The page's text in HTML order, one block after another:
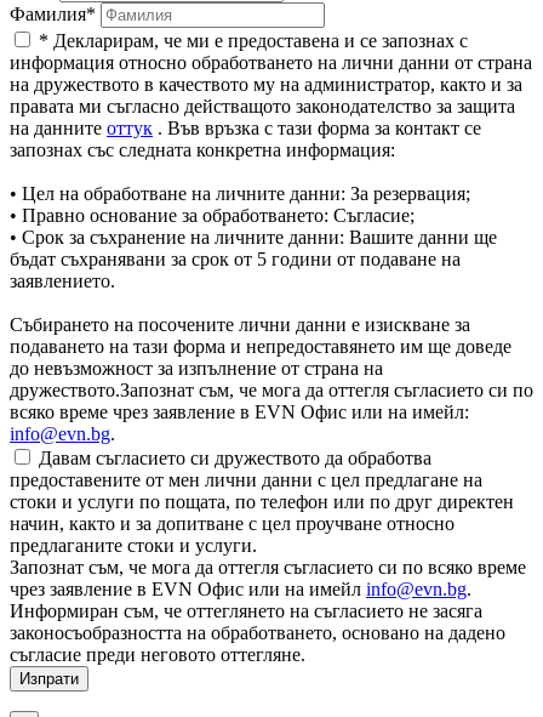
Фамилия*
* Декларирам, че ми е предоставена и се запознах с
информация относно обработването на лични данни от страна
на дружеството в качеството му на администратор, както и за
правата ми съгласно действащото законодателство за защита
на данните оттук . Във връзка с тази форма за контакт се
запознах със следната конкретна информация:
• Цел на обработване на личните данни: За резервация;
• Правно основание за обработването: Съгласие;
• Срок за съхранение на личните данни: Вашите данни ще
бъдат съхранявани за срок от 5 години от подаване на
заявлението.
Събирането на посочените лични данни е изискване за
подаването на тази форма и непредоставянето им ще доведе
до невъзможност за изпълнение от страна на
дружеството.Запознат съм, че мога да оттегля съгласието си по
всяко време чрез заявление в EVN Офис или на имейл:
info@evn.bg.
Давам съгласието си дружеството да обработва
предоставените от мен лични данни с цел предлагане на
стоки и услуги по пощата, по телефон или по друг директен
начин, както и за допитване с цел проучване относно
предлаганите стоки и услуги.
Запознат съм, че мога да оттегля съгласието си по всяко време
чрез заявление в EVN Офис или на имейл info@evn.bg.
Информиран съм, че оттеглянето на съгласието не засяга
законосъобразността на обработването, основано на дадено
съгласие преди неговото оттегляне.